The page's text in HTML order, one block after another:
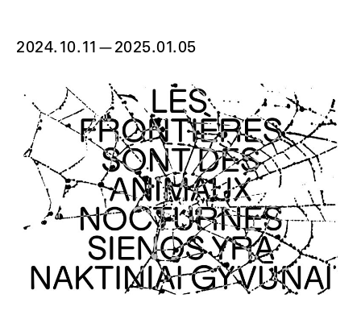
2024.10.11 —2025.01.05